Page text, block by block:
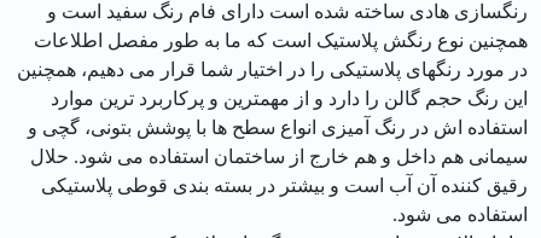
رنگسازی هادی ساخته شده است دارای فام رنگ سفید است و
همچنین نوع رنگش پلاستیک است که ما به طور مفصل اطلاعات
در مورد رنگهای پلاستیکی را در اختیار شما قرار می دهیم، همچنین
این رنگ حجم گالن را دارد و از مهمترین و پرکاربرد ترین موارد
استفاده اش در رنگ آمیزی انواع سطح ها با پوشش بتونی، گچی و
سیمانی هم داخل و هم خارج از ساختمان استفاده می شود. حلال
رقیق کننده آن آب است و بیشتر در بسته بندی قوطی پلاستیکی
استفاده می شود.